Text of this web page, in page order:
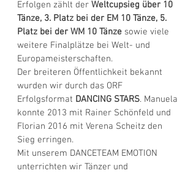
Erfolgen zählt der Weltcupsieg über 10
Tänze, 3. Platz bei der EM 10 Tänze, 5.
Platz bei der WM 10 Tänze sowie viele
weitere Finalplätze bei Welt- und
Europameisterschaften.
Der breiteren Öffentlichkeit bekannt
wurden wir durch das ORF
Erfolgsformat DANCING STARS. Manuela
konnte 2013 mit Rainer Schönfeld und
Florian 2016 mit Verena Scheitz den
Sieg erringen.
Mit unserem DANCETEAM EMOTION
unterrichten wir Tänzer und